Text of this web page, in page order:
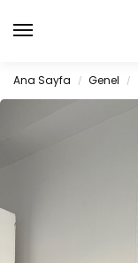
Ana Sayfa / Genel /